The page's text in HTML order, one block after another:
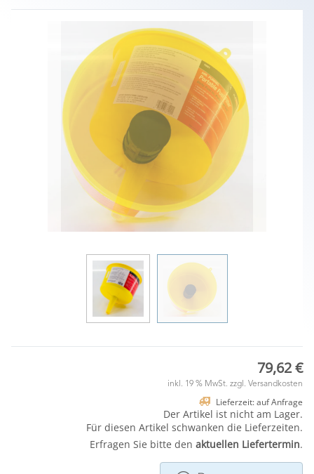
79,62 €
inkl. 19 % MwSt. zzgl. Versandkosten
Lieferzeit: auf Anfrage
Der Artikel ist nicht am Lager.
Für diesen Artikel schwanken die Lieferzeiten.
Erfragen Sie bitte den aktuellen Liefertermin.